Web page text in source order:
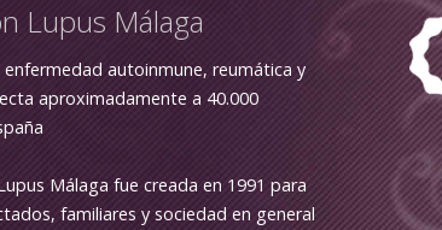
Lupus Málaga
enfermedad autoinmune, reumática y
aproximadamente a 40.000
Málaga fue creada en 1991 para
familiares y sociedad en general